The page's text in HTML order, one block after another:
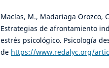
Macías, M., Madariaga Orozco,
Estrategias de afrontamiento
estrés psicológico. Psicología
de https://www.redalyc.org/